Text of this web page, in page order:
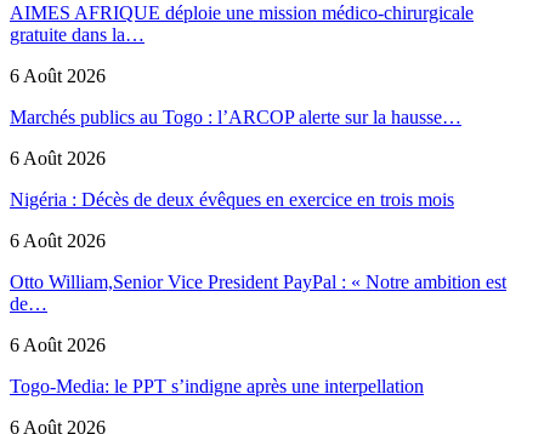
AIMES AFRIQUE déploie une mission médico-chirurgicale
gratuite dans la…
6 Août 2026
Marchés publics au Togo : l’ARCOP alerte sur la hausse…
6 Août 2026
Nigéria : Décès de deux évêques en exercice en trois mois
6 Août 2026
Otto William,Senior Vice President PayPal : « Notre ambition est
de…
6 Août 2026
Togo-Media: le PPT s’indigne après une interpellation
6 Août 2026